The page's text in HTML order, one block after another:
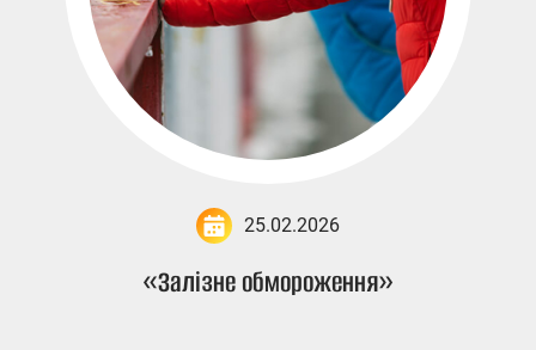
25.02.2026
«Залізне обмороження»